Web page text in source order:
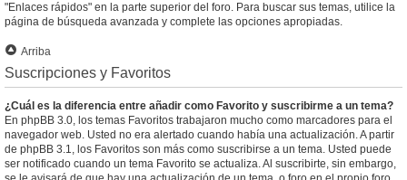
"Enlaces rápidos" en la parte superior del foro. Para buscar sus temas, utilice la
página de búsqueda avanzada y complete las opciones apropiadas.
Arriba
Suscripciones y Favoritos
¿Cuál es la diferencia entre añadir como Favorito y suscribirme a un tema?
En phpBB 3.0, los temas Favoritos trabajaron mucho como marcadores para el
navegador web. Usted no era alertado cuando había una actualización. A partir
de phpBB 3.1, los Favoritos son más como suscribirse a un tema. Usted puede
ser notificado cuando un tema Favorito se actualiza. Al suscribirte, sin embargo,